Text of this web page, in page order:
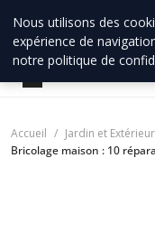
allo brico
Votre expert bricolage en Gironde
Accueil
Jardin et Extérieur
Bricolage maison : 10
Nous utilisons des
expérience de
notre politique de